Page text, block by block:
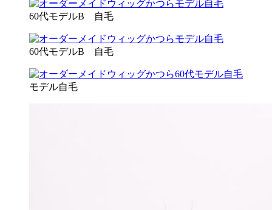
60代モデルB 自毛
60代モデルB 自毛
モデル自毛